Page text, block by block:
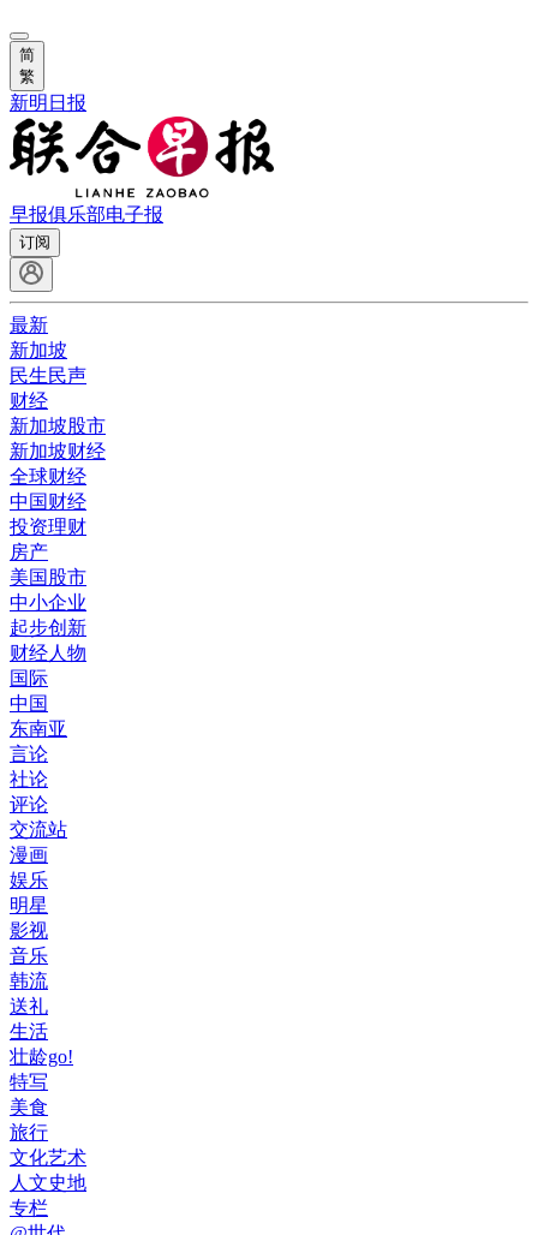
简
繁
新明日报
早报俱乐部电子报
订阅
最新
新加坡
民生民声
财经
新加坡股市
新加坡财经
全球财经
中国财经
投资理财
房产
美国股市
中小企业
起步创新
财经人物
国际
中国
东南亚
言论
社论
评论
交流站
漫画
娱乐
明星
影视
音乐
韩流
送礼
生活
壮龄go!
特写
美食
旅行
文化艺术
人文史地
专栏